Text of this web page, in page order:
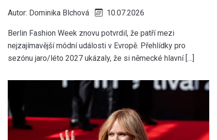
Autor: Dominika Blchová 10.07.2026
Berlin Fashion Week znovu potvrdil, že patří mezi
nejzajímavější módní události v Evropě. Přehlídky pro
sezónu jaro/léto 2027 ukázaly, že si německé hlavní […]